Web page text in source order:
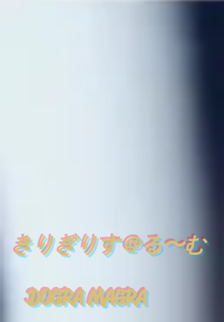
きりぎりす＠る〜む
DOGRA MAGRA